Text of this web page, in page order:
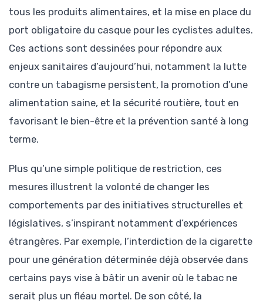
tous les produits alimentaires, et la mise en place du
port obligatoire du casque pour les cyclistes adultes.
Ces actions sont dessinées pour répondre aux
enjeux sanitaires d’aujourd’hui, notamment la lutte
contre un tabagisme persistent, la promotion d’une
alimentation saine, et la sécurité routière, tout en
favorisant le bien-être et la prévention santé à long
terme.
Plus qu’une simple politique de restriction, ces
mesures illustrent la volonté de changer les
comportements par des initiatives structurelles et
législatives, s’inspirant notamment d’expériences
étrangères. Par exemple, l’interdiction de la cigarette
pour une génération déterminée déjà observée dans
certains pays vise à bâtir un avenir où le tabac ne
serait plus un fléau mortel. De son côté, la